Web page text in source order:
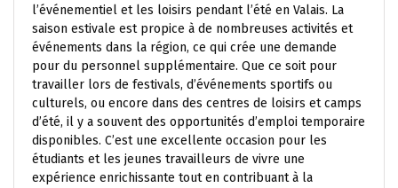
l’événementiel et les loisirs pendant l’été en Valais. La
saison estivale est propice à de nombreuses activités et
événements dans la région, ce qui crée une demande
pour du personnel supplémentaire. Que ce soit pour
travailler lors de festivals, d’événements sportifs ou
culturels, ou encore dans des centres de loisirs et camps
d’été, il y a souvent des opportunités d’emploi temporaire
disponibles. C’est une excellente occasion pour les
étudiants et les jeunes travailleurs de vivre une
expérience enrichissante tout en contribuant à la